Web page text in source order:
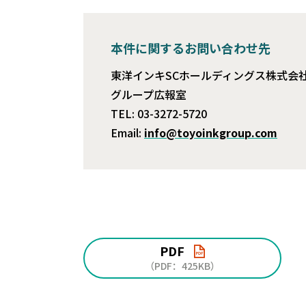
本件に関するお問い合わせ先
東洋インキSCホールディングス株式会
グループ広報室
TEL: 03-3272-5720
Email: info@toyoinkgroup.com
PDF
（PDF：425KB）